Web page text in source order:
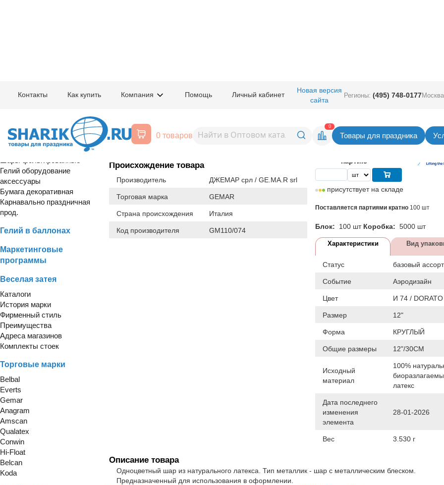
Контакты Как купить Компания Помощь Личный кабинет
Новая версия
сайта
Регионы: (495) 748-0177
0 товаров
0
Товары для праздника
Расширенный поиск
Шары латексные
Гелий оборудование
аксессуары
Бумага декоративная
Карнавально праздничная
прод.
Гелий в баллонах
Маркетинговые
программы
Веселая затея
Каталоги
История марки
Фирменный стиль
Преимущества
Адреса магазинов
Комплекты стоек
Торговые марки
Belbal
Everts
Gemar
Anagram
Amscan
Qualatex
Conwin
Hi-Float
Belcan
Koda
1102-1488 Вернуться в раздел Gemar 12"
Происхождение товара
Производитель ДЖЕМАР срл / GE.MA.R srl
Торговая марка GEMAR
Страна происхождения Италия
Код производителя GM110/074
8,75руб. за шт
партию
присутствует на складе
Поставляется партиями кратно 100 шт
Блок: 100 шт Коробка: 5000 шт
Характеристики Вид
Статус базовый
Событие Аэродизайн
Цвет И 74 / DORATO
Размер 12"
Форма КРУГЛЫЙ
Общие размеры 12"/30СМ
Исходный
материал
100%
латекс
Дата последнего
изменения
элемента
28-01-2026
Вес 3.530 г
Описание товара
Одноцветный шар из натурального латекса. Тип металлик - шар с металлическим блеском.
Предназначенный для использования в оформлении.